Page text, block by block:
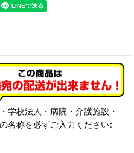
学校法人・病院・介護施設・
名称を必ずご入力ください: